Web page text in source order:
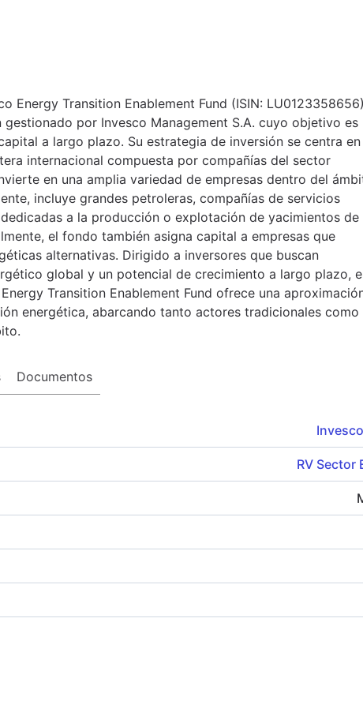
Energy Transition Enablement Fund (ISIN: LU0123358656)
por Invesco Management S.A. cuyo objetivo es
a largo plazo. Su estrategia de inversión se centra en
internacional compuesta por compañías del sector
en una amplia variedad de empresas dentro del
incluye grandes petroleras, compañías de servicios
a la producción o explotación de yacimientos de
el fondo también asigna capital a empresas que
alternativas. Dirigido a inversores que buscan
global y un potencial de crecimiento a largo plazo,
Transition Enablement Fund ofrece una
energética, abarcando tanto actores tradicionales como
Documentos
RV Sector